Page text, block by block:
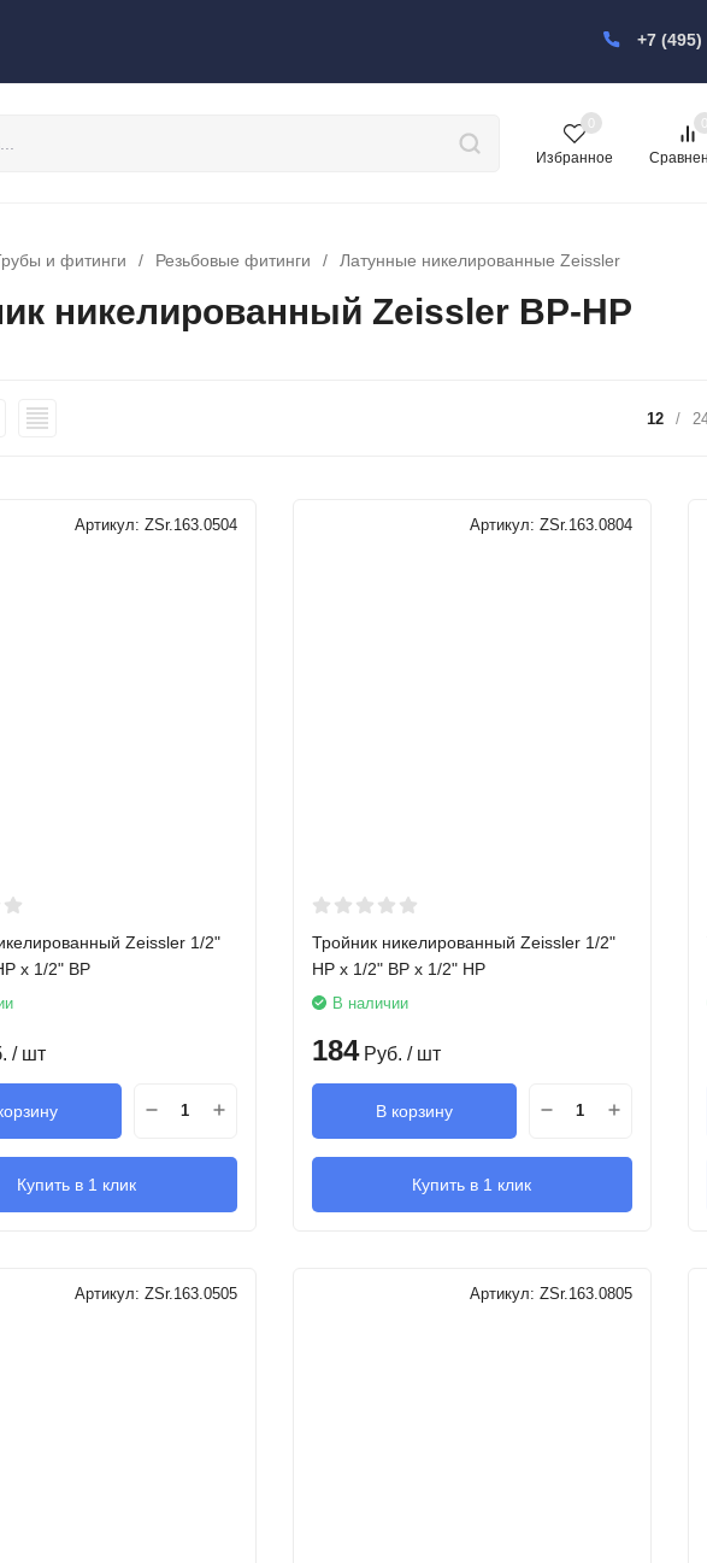
+7 (495)
Избранное
0 0
и фитинги / Резьбовые фитинги / Латунные никелированные Zeissler
никелированный Zeissler ВP-НP
12 /
Артикул: ZSr.163.0504
Zeissler 1/2"
х 1/2" ВР
/ шт
Купить в 1 клик
Артикул: ZSr.163.0804
Тройник никелированный Zeissler 1/2"
НР х 1/2" ВР х 1/2" НР
В наличии
184 Руб. / шт
В корзину
Купить в 1 клик
Артикул: ZSr.163.0505 Артикул: ZSr.163.0805